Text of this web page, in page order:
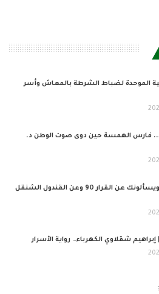
الموحدة لضباط الشرطة بالمعاش وأسر
فارس الهمسة حين دوى صوت الوطن د.
✍️أبشر رفاي ويسألونك عن القرار 90 وعن القندول الشنقل
شقلاوي الكهرباء… رواية الأسرار